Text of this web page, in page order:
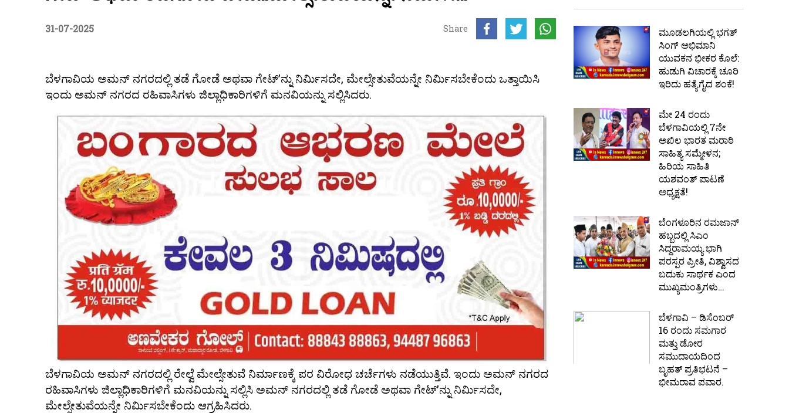
31-07-2025 Share
ಬೆಳಗಾವಿಯ ಅಮನ್ ನಗರದಲ್ಲಿ ತಡೆ ಗೋಡೆ ಅಥವಾ ಗೇಟ್’ನ್ನು ನಿರ್ಮಿಸದೇ, ಮೇಲ್ಸೇತುವೆಯನ್ನೇ ನಿರ್ಮಿಸಬೇಕೆಂದು ಒತ್ತಾಯಿಸಿ
ಇಂದು ಅಮನ್ ನಗರದ ರಹಿವಾಸಿಗಳು ಜಿಲ್ಲಾಧಿಕಾರಿಗಳಿಗೆ ಮನವಿಯನ್ನು ಸಲ್ಲಿಸಿದರು.
ಬೆಳಗಾವಿಯ ಅಮನ್ ನಗರದಲ್ಲಿ ರೇಲ್ವೆ ಮೇಲ್ಸೇತುವೆ ನಿರ್ಮಾಣಕ್ಕೆ ಪರ ವಿರೋಧ ಚರ್ಚೆಗಳು ನಡೆಯುತ್ತಿವೆ. ಇಂದು ಅಮನ್ ನಗರದ
ರಹಿವಾಸಿಗಳು ಜಿಲ್ಲಾಧಿಕಾರಿಗಳಿಗೆ ಮನವಿಯನ್ನು ಸಲ್ಲಿಸಿ ಅಮನ್ ನಗರದಲ್ಲಿ ತಡೆ ಗೋಡೆ ಅಥವಾ ಗೇಟ್’ನ್ನು ನಿರ್ಮಿಸದೇ,
ಮೇಲ್ಸೇತುವೆಯನ್ನೇ ನಿರ್ಮಿಸಬೇಕೆಂದು ಆಗ್ರಹಿಸಿದರು.
ಮೂಡಲಗಿಯಲ್ಲಿ ಭಗತ್
ಸಿಂಗ್ ಅಭಿಮಾನಿ
ಯುವಕನ ಭೀಕರ ಕೊಲೆ:
ಹುಡುಗಿ ವಿಚಾರಕ್ಕೆ ಚೂರಿ
ಇರಿದು ಹತ್ಯೆಗೈದ ಶಂಕೆ!
ಮೇ 24 ರಂದು
ಬೆಳಗಾವಿಯಲ್ಲಿ 7ನೇ
ಅಖಿಲ ಭಾರತ ಮರಾಠಿ
ಸಾಹಿತ್ಯ ಸಮ್ಮೇಳನ;
ಹಿರಿಯ ಸಾಹಿತಿ
ಯಶವಂತ್ ಪಾಟಣೆ
ಅಧ್ಯಕ್ಷತೆ!
ಬೆಂಗಳೂರಿನ ರಮಜಾನ್
ಹಬ್ಬದಲ್ಲಿ ಸಿಎಂ
ಸಿದ್ದರಾಮಯ್ಯ ಭಾಗಿ
ಪರಸ್ಪರ ಪ್ರೀತಿ, ವಿಶ್ವಾಸದ
ಬದುಕು ಸಾರ್ಥಕ ಎಂದ
ಮುಖ್ಯಮಂತ್ರಿಗಳು…
ಬೆಳಗಾವಿ – ಡಿಸೆಂಬರ್
16 ರಂದು ಸಮಗಾರ
ಮತ್ತು ಡೋರ
ಸಮುದಾಯದಿಂದ
ಬೃಹತ್ ಪ್ರತಿಭಟನೆ –
ಭೀಮರಾವ ಪವಾರ.